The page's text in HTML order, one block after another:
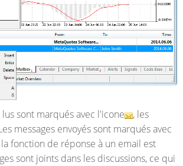
lus sont marqués avec l'icone
, les
messages envoyés sont marqués avec
fonction de réponse à un email est
sont joints dans les discussions, ce qui